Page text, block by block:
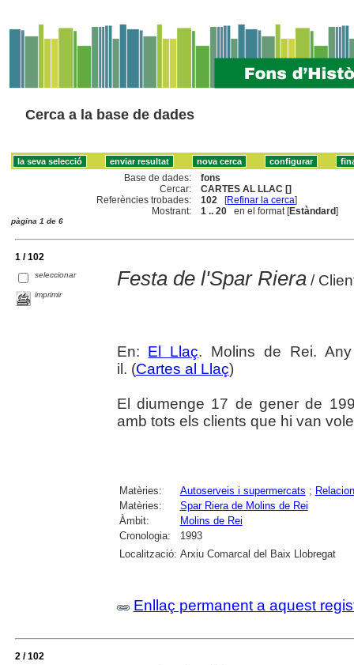
Cerca a la base de dades
Base de dades:
fons
Cercar:
CARTES AL LLAC []
Referències trobades:
102 [Refinar la cerca]
Mostrant:
1 .. 20 en el format [Estàndard]
pàgina 1 de 6
1 / 102
seleccionar
imprimir
Festa de l'Spar Riera/
En: El Llaç. Molins de Rei.
il. (Cartes al Llaç)
El diumenge 17 de gener de
amb tots els clients que hi van
Matèries: Autoserveis i supermercats ;
Matèries:
Spar Riera de Molins de Rei
Àmbit:
Molins de Rei
Cronologia:
1993
Localització: Arxiu Comarcal del Baix Llobregat
Enllaç permanent a aquest
2 / 102